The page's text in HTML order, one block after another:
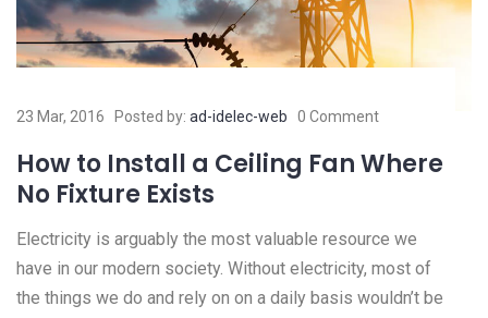
23 Mar, 2016 Posted by: ad-idelec-web 0 Comment
How to Install a Ceiling Fan Where
No Fixture Exists
Electricity is arguably the most valuable resource we
have in our modern society. Without electricity, most of
the things we do and rely on on a daily basis wouldn’t be